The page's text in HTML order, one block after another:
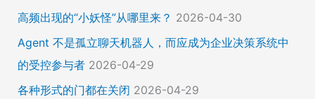
高频出现的“小妖怪”从哪里来？ 2026-04-30
Agent 不是孤立聊天机器人，而应成为企业决策系统中
的受控参与者 2026-04-29
各种形式的门都在关闭 2026-04-29